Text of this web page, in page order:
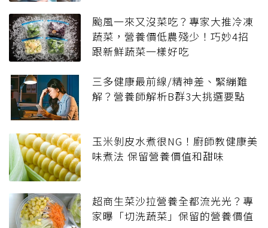
颱風一來又沒菜吃？專家大推冷凍
蔬菜，營養價低農殘少！巧妙4招
跟新鮮蔬菜一樣好吃
三多健康最前線/精神差、緊繃難
解？營養師解析B群3大挑選要點
玉米剝皮水煮很NG！廚師教健康美
味煮法 保留營養價值和甜味
超商生菜沙拉營養全都流光光？專
家曝「切洗蔬菜」保留的營養價值